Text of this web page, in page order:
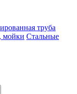
труба
Стальные